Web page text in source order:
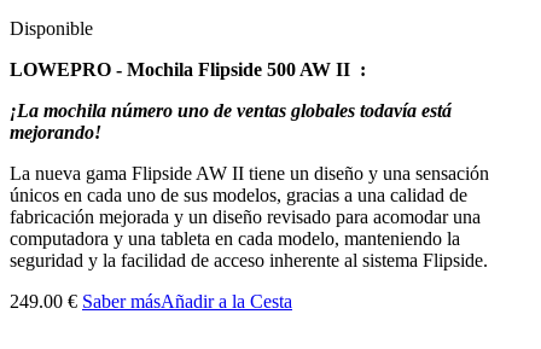
Disponible
LOWEPRO - Mochila Flipside 500 AW II :
¡La mochila número uno de ventas globales todavía está
mejorando!
La nueva gama Flipside AW II tiene un diseño y una sensación
únicos en cada uno de sus modelos, gracias a una calidad de
fabricación mejorada y un diseño revisado para acomodar una
computadora y una tableta en cada modelo, manteniendo la
seguridad y la facilidad de acceso inherente al sistema Flipside.
249.00 € Saber másAñadir a la Cesta